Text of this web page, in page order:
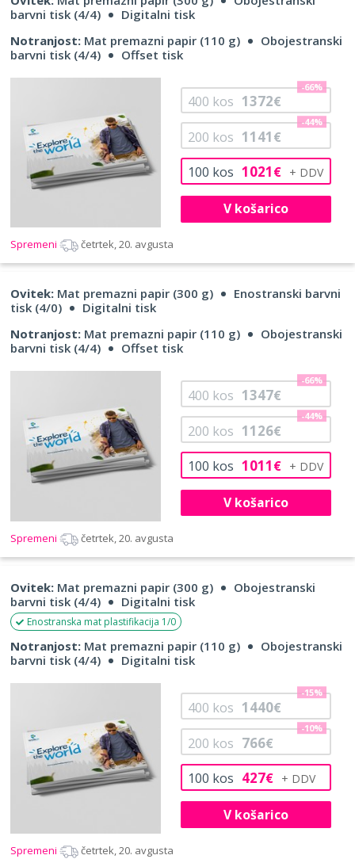
barvni tisk (4/4)
Digitalni tisk
Notranjost: Mat premazni papir (110 g)
Obojestranski
barvni tisk (4/4)
Offset tisk
100 kos 1021€
200 kos 1141€
-44%
400 kos 1372€
-66%
V košarico
Spremeni četrtek, 20. avgusta
Ovitek: Mat premazni papir (300 g)
Enostranski barvni
tisk (4/0)
Digitalni tisk
Notranjost: Mat premazni papir (110 g)
Obojestranski
barvni tisk (4/4)
Offset tisk
100 kos 1011€
200 kos 1126€
-44%
400 kos 1347€
-66%
V košarico
Spremeni četrtek, 20. avgusta
Ovitek: Mat premazni papir (300 g)
Obojestranski
barvni tisk (4/4)
Digitalni tisk
Enostranska mat plastifikacija 1/0
Notranjost: Mat premazni papir (110 g)
Obojestranski
barvni tisk (4/4)
Digitalni tisk
100 kos 427€
200 kos 766€
-10%
400 kos 1440€
-15%
V košarico
Spremeni četrtek, 20. avgusta